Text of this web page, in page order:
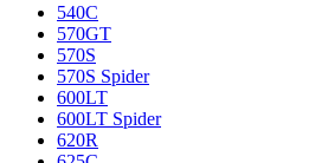
540C
570GT
570S
570S Spider
600LT
600LT Spider
620R